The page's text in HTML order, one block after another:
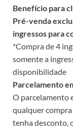
Benefício para
Pré-venda
ingressos para
*Compra de 4
somente a
disponibilidade
Parcelamento
O parcelamento
qualquer
tenha desconto,